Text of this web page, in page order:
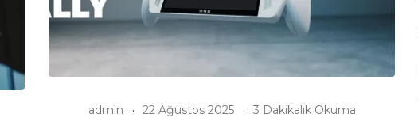
admin 22 Ağustos 2025 3 Dakikalık Okuma